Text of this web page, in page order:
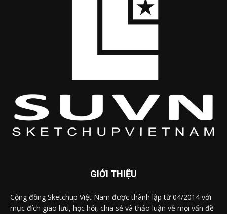
GIỚI THIỆU
Cộng đồng Sketchup Việt Nam được thành lập từ 04/2014 với
mục đích giao lưu, học hỏi, chia sẻ và thảo luận về mọi vấn đề